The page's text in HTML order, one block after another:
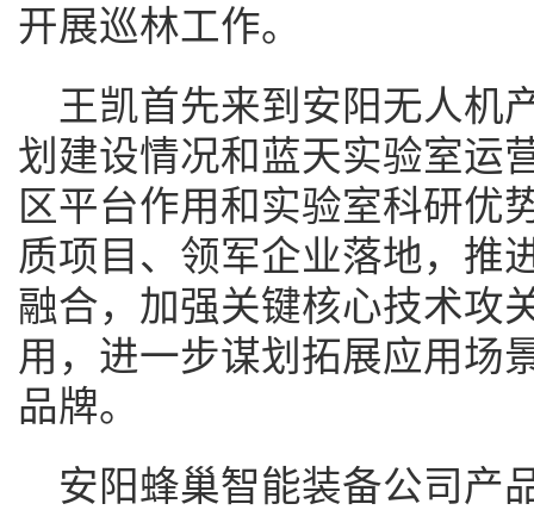
开展巡林工作。
王凯首先来到安阳无人机
划建设情况和蓝天实验室运
区平台作用和实验室科研优
质项目、领军企业落地，推
融合，加强关键核心技术攻
用，进一步谋划拓展应用场
品牌。
安阳蜂巢智能装备公司产